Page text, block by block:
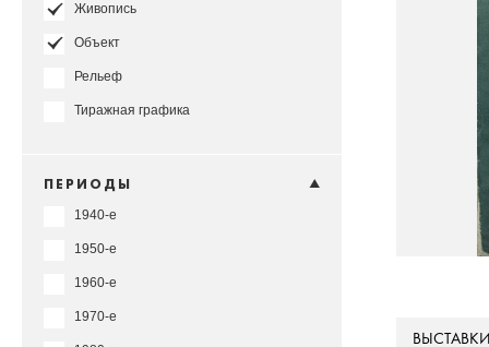
Живопись
Объект
Рельеф
Тиражная графика
ПЕРИОДЫ
1940-е
1950-е
1960-е
1970-е